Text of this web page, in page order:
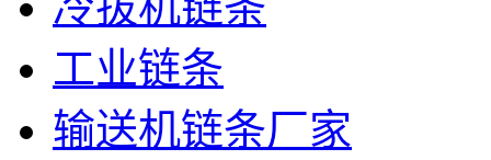
工业链条
输送机链条厂家